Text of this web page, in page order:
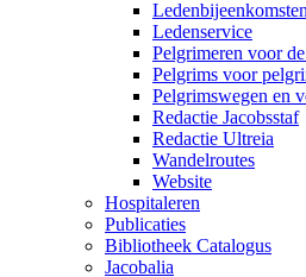
Ledenbijeenkomsten
Ledenservice
Pelgrimeren voor
Pelgrims voor
Pelgrimswegen en
Redactie Jacobsstaf
Redactie Ultreia
Wandelroutes
Website
Hospitaleren
Publicaties
Bibliotheek Catalogus
Jacobalia